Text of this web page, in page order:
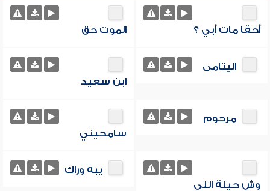
أحقا مات أبي ؟ الموت حق
اليتامى
ابن سعيد
مرحوم
سامحيني
وش حيلة اللي
يبه وراك